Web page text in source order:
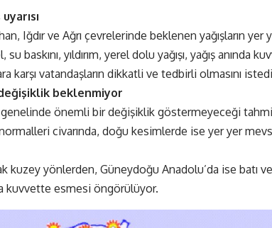
Iğdır ve Ağrı çevrelerinde beklenen yağışların yer
baskını, yıldırım, yerel dolu yağışı, yağış anında
karşı vatandaşların dikkatli ve tedbirli olmasını
beklenmiyor
genelinde önemli bir değişiklik göstermeyeceği
civarında, doğu kesimlerde ise yer yer
kuzey yönlerden, Güneydoğu Anadolu’da ise batı
kuvvette esmesi öngörülüyor.